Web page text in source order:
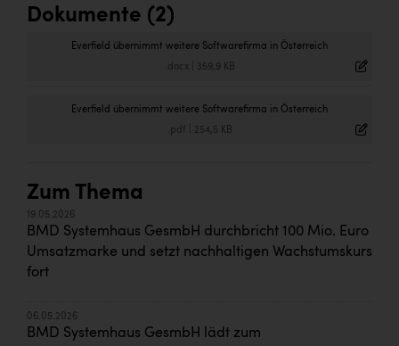
Dokumente (2)
Everfield übernimmt weitere Softwarefirma in Österreich
.docx| 359,9 KB
Everfield übernimmt weitere Softwarefirma in Österreich
.pdf 254,5 KB
Zum Thema
19.05.2026
BMD Systemhaus GesmbH durchbricht 100 Mio. Euro
Umsatzmarke und setzt nachhaltigen Wachstumskurs
fort
06.05.2026
BMD Systemhaus GesmbH lädt zum